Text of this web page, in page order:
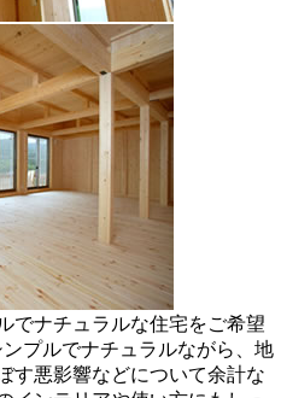
でナチュラルな住宅をご希望
プルでナチュラルながら、地
す悪影響などについて余計な